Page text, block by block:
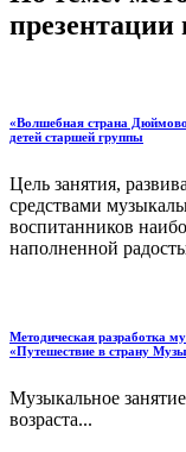
«Волшебная страна
детей старшей группы
Цель занятия,
средствами
воспитанников
наполненной
Методическая разработка
«Путешествие в страну
Музыкальное
возраста...